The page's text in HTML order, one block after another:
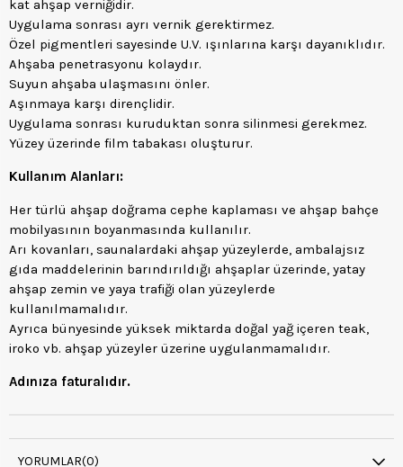
kat ahşap verniğidir.
Uygulama sonrası ayrı vernik gerektirmez.
Özel pigmentleri sayesinde U.V. ışınlarına karşı dayanıklıdır.
Ahşaba penetrasyonu kolaydır.
Suyun ahşaba ulaşmasını önler.
Aşınmaya karşı dirençlidir.
Uygulama sonrası kuruduktan sonra silinmesi gerekmez.
Yüzey üzerinde film tabakası oluşturur.
Kullanım Alanları:
Her türlü ahşap doğrama cephe kaplaması ve ahşap bahçe
mobilyasının boyanmasında kullanılır.
Arı kovanları, saunalardaki ahşap yüzeylerde, ambalajsız
gıda maddelerinin barındırıldığı ahşaplar üzerinde, yatay
ahşap zemin ve yaya trafiği olan yüzeylerde
kullanılmamalıdır.
Ayrıca bünyesinde yüksek miktarda doğal yağ içeren teak,
iroko vb. ahşap yüzeyler üzerine uygulanmamalıdır.
Adınıza faturalıdır.
YORUMLAR(0)